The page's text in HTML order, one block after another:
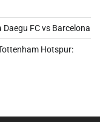
FC vs Barcelona
Hotspur: